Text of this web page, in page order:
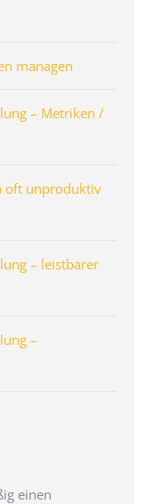
managen
– Metriken /
oft unproduktiv
– leistbarer
–
einen